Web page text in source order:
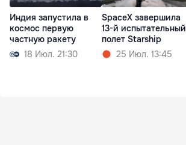
Индия запустила в
космос первую
частную ракету
18 Июл. 21:30
SpaceX завершила
13-й испытательный
полет Starship
25 Июл. 13:45